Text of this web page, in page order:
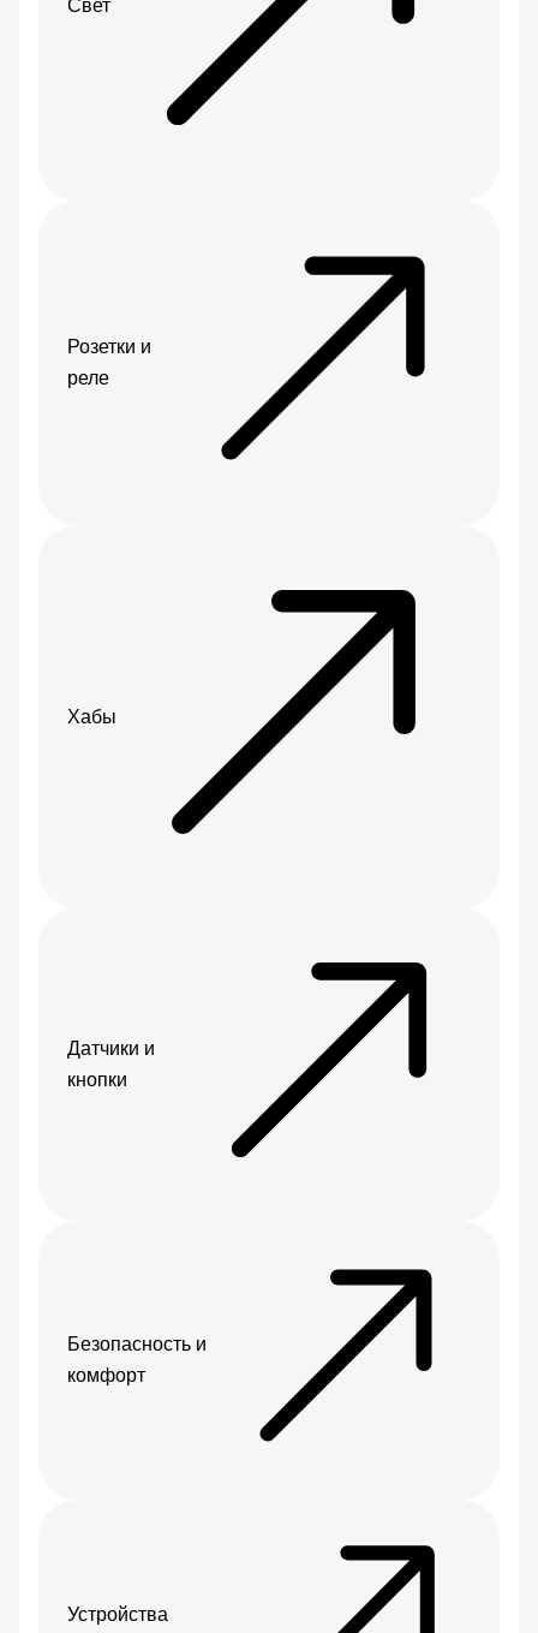
Свет
Розетки и
реле
Хабы
Датчики и
кнопки
Безопасность и
комфорт
Устройства